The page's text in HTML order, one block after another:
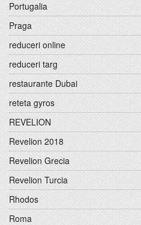
Portugalia
Praga
reduceri online
reduceri targ
restaurante Dubai
reteta gyros
REVELION
Revelion 2018
Revelion Grecia
Revelion Turcia
Rhodos
Roma